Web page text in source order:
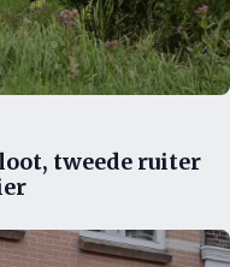
tweede ruiter